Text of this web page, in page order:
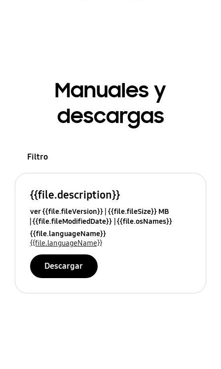
Manuales y
descargas
Filtro
{{file.description}}
ver {{file.fileVersion}} {{file.fileSize}} MB
{{file.fileModifiedDate}} {{file.osNames}}
{{file.languageName}}
{{file.languageName}}
Descargar